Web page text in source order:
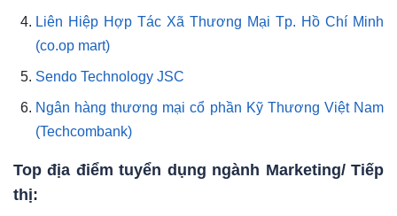
Liên Hiệp Hợp Tác Xã Thương Mại Tp. Hồ Chí Minh
(co.op mart)
Sendo Technology JSC
Ngân hàng thương mại cổ phần Kỹ Thương Việt Nam
(Techcombank)
Top địa điểm tuyển dụng ngành Marketing/ Tiếp
thị: